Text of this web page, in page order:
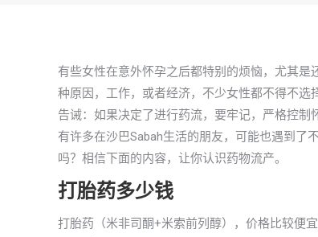
有些女性在意外怀孕之后都特别的烦恼，尤其
种原因，工作，或者经济，不少女性都不得不
告诫：如果决定了进行药流，要牢记，严格控制
有许多在沙巴Sabah生活的朋友，可能也遇到了
吗？相信下面的内容，让你认识药物流产。
打胎药多少钱
打胎药（米非司酮+米索前列醇），价格比较便